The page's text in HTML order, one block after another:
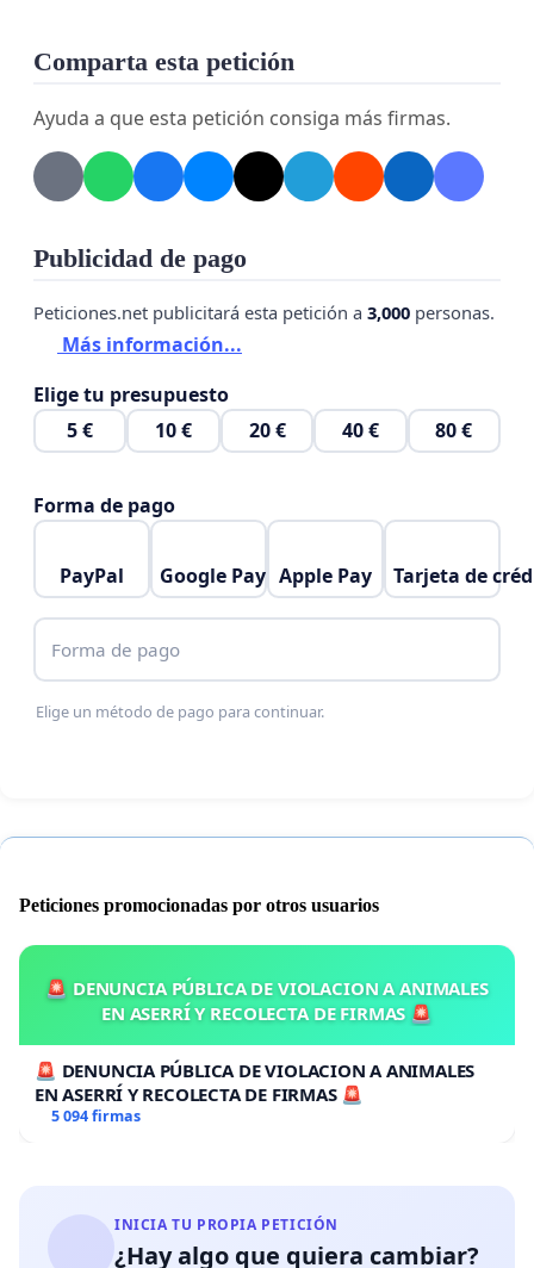
En conclusión, esta medida no solo es
clasista y elitista
, ya que los hijos de
familias con mayores recursos podrán realizar
actividades fuera o dentro de nuestro centro, con o
sin excursiones.
Así que firma para que el director no cancele las
Comparta esta petición
Ayuda a que esta petición consiga más firmas.
Publicidad de pago
Peticiones.net publicitará esta petición a 3,000 personas.
Más información...
Elige tu presupuesto
5 €
10 € 20 € 40 € 80 €
Forma de pago
PayPal Google Pay Apple Pay Tarjeta de
Forma de pago
Elige un método de pago para continuar.
Peticiones promocionadas por otros usuarios
🚨 DENUNCIA PÚBLICA DE VIOLACION A ANIMALES
EN ASERRÍ Y RECOLECTA DE FIRMAS 🚨
🚨 DENUNCIA PÚBLICA DE VIOLACION A ANIMALES
EN ASERRÍ Y RECOLECTA DE FIRMAS 🚨
5 094 firmas
INICIA TU PROPIA PETICIÓN
¿Hay algo que quiera cambiar?